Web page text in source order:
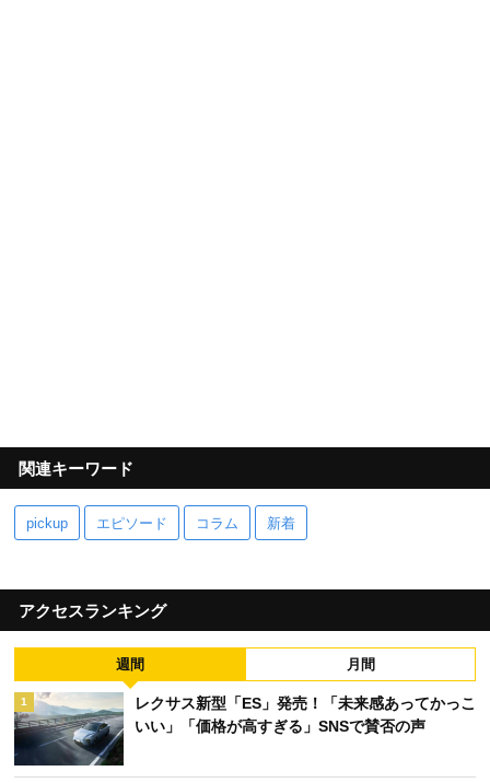
関連キーワード
pickup エピソード コラム 新着
アクセスランキング
週間 月間
1
レクサス新型「ES」発売！「未来感あってかっこ
いい」「価格が高すぎる」SNSで賛否の声